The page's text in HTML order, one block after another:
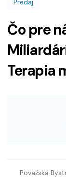
Predaj
Čo pre
Terapia
Považská